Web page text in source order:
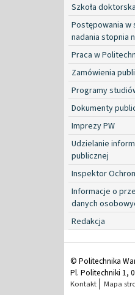
Szkoła doktorska
Postępowania w
nadania stopnia
Praca w
Zamówienia
Programy
Dokumenty
Imprezy PW
Udzielanie
publicznej
Inspektor
Informacje o
danych
Redakcja
© Politechnika
Pl. Politechniki 1,
Kontakt Mapa